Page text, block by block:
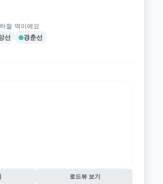
철 역이에요
선 경춘선
로드뷰 보기